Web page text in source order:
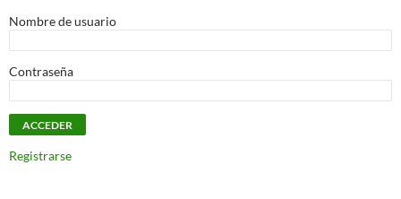
Nombre de usuario
Contraseña
Registrarse